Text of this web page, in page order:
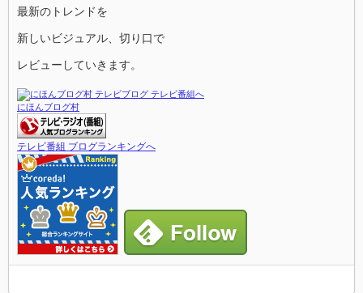
最新のトレンドを
新しいビジュアル、切り口で
レビューしていきます。
にほんブログ村
テレビ番組 ブログランキングへ